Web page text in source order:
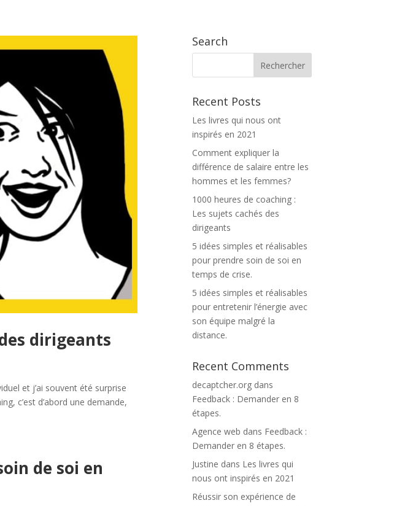
dirigeants
et j’ai souvent été surprise
c’est d’abord une demande,
de soi en
Search
Recent Posts
Les livres qui nous ont
inspirés en 2021
Comment expliquer la
différence de salaire entre les
hommes et les femmes?
1000 heures de coaching :
Les sujets cachés des
dirigeants
5 idées simples et réalisables
pour prendre soin de soi en
temps de crise.
5 idées simples et réalisables
pour entretenir l’énergie avec
son équipe malgré la
distance.
Recent Comments
decaptcher.org dans
Feedback : Demander en 8
étapes.
Agence web dans Feedback :
Demander en 8 étapes.
Justine dans Les livres qui
nous ont inspirés en 2021
Réussir son expérience de